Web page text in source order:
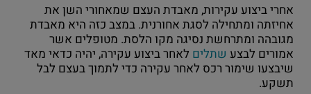
אחרי ביצוע עקירות, מאבדת העצם שמאחורי השן את
אחיזתה ומתחילה לסגת אחורנית. במצב כזה היא מאבדת
מגובהה ומתרחשת נסיגה מקו הלסת. מטופלים אשר
אמורים לבצע שתלים לאחר ביצוע עקירה, יהיה כדאי מאד
שיבצעו שימור רכס לאחר עקירה כדי לתמוך בעצם לבל
תשקע.